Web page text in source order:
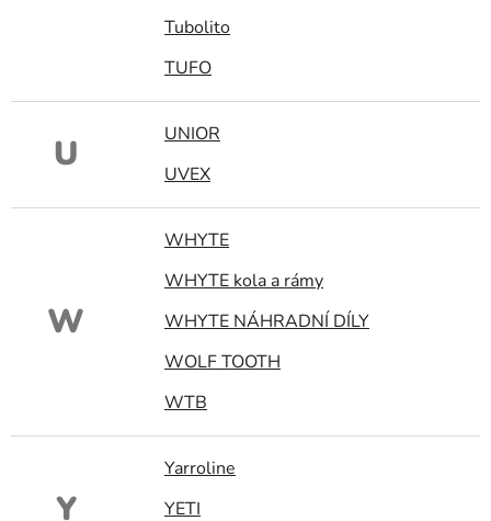
Tubolito
TUFO
U
UNIOR
UVEX
W
WHYTE
WHYTE kola a rámy
WHYTE NÁHRADNÍ DÍLY
WOLF TOOTH
WTB
Y
Yarroline
YETI